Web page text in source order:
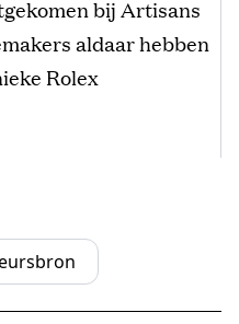
bij Artisans
aldaar hebben
Rolex